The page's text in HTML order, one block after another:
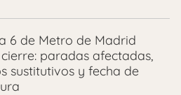
6 de Metro de Madrid
paradas afectadas,
sustitutivos y fecha de